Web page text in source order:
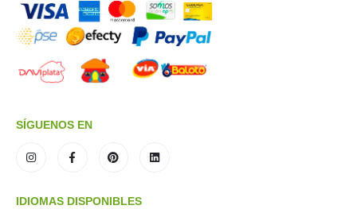
SÍGUENOS EN
IDIOMAS DISPONIBLES